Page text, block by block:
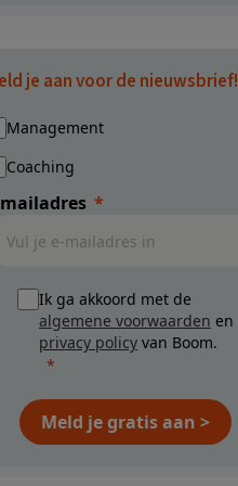
je aan voor de nieuwsbrief!
Management
Coaching
Ik ga akkoord met de
algemene voorwaarden en
privacy policy van Boom.
Meld je gratis aan >